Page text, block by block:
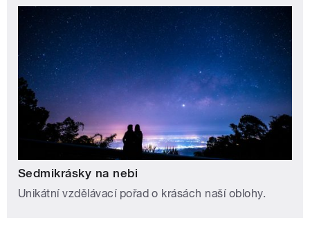
Sedmikrásky na nebi
Unikátní vzdělávací pořad o krásách naší oblohy.